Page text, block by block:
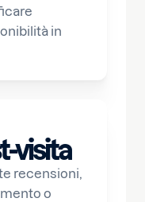
in
visita
recensioni,
o